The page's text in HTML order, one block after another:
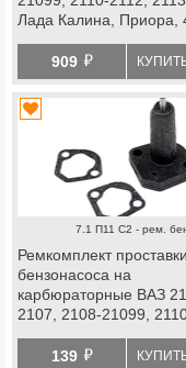
Лада Калина, Приора,
909 й
7.1 П11 С2 - рем.
Ремкомплект проставки
бензонасоса на
карбюраторные ВАЗ
2107, 2108-21099,
139 й